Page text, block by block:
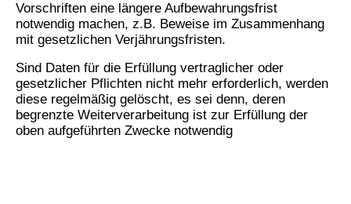
Vorschriften eine längere Aufbewahrungsfrist
notwendig machen, z.B. Beweise im Zusammenhang
mit gesetzlichen Verjährungsfristen.
Sind Daten für die Erfüllung vertraglicher oder
gesetzlicher Pflichten nicht mehr erforderlich, werden
diese regelmäßig gelöscht, es sei denn, deren
begrenzte Weiterverarbeitung ist zur Erfüllung der
oben aufgeführten Zwecke notwendig